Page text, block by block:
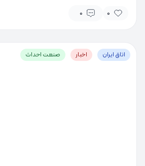
0
0
اتاق ایران اخبار صنعت احداث